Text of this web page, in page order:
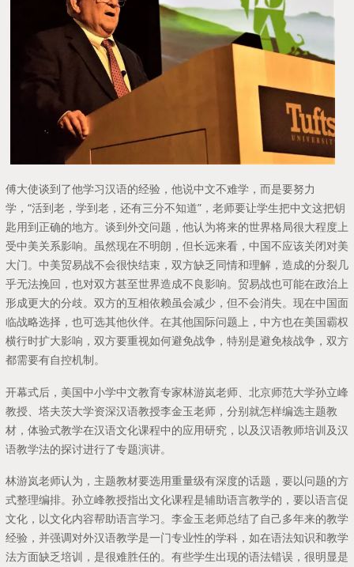
傅大使谈到了他学习汉语的经验，他说中文不难学，而是要努力
学，“活到老，学到老，还有三分不知道”，老师要让学生把中文这把钥
匙用到正确的地方。谈到外交问题，他认为将来的世界格局很大程度上
受中美关系影响。虽然现在不明朗，但长远来看，中国不应该关闭对美
大门。中美贸易战不会很快结束，双方缺乏同情和理解，造成的分裂几
乎无法挽回，也对双方甚至世界造成不良影响。贸易战也可能在政治上
形成更大的分歧。双方的互相依赖虽会减少，但不会消失。现在中国面
临战略选择，也可选其他伙伴。在其他国际问题上，中方也在美国霸权
横行时扩大影响，双方要重视如何避免战争，特别是避免核战争，双方
都需要有自控机制。
开幕式后，美国中小学中文教育专家林游岚老师、北京师范大学孙立峰
教授、塔夫茨大学资深汉语教授李金玉老师，分别就怎样编选主题教
材，体验式教学在汉语文化课程中的应用研究，以及汉语教师培训及汉
语教学法的探讨进行了专题演讲。
林游岚老师认为，主题教材要选用重量级有深度的话题，要以问题的方
式整理编排。孙立峰教授指出文化课程是辅助语言教学的，要以语言促
文化，以文化内容帮助语言学习。李金玉老师总结了自己多年来的教学
经验，并强调对外汉语教学是一门专业性的学科，如在语法知识和教学
法方面缺乏培训，是很难胜任的。有些学生出现的语法错误，很明显是